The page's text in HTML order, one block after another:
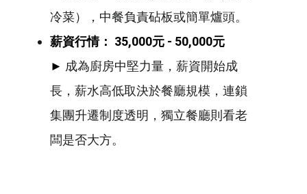
冷菜），中餐負責砧板或簡單爐頭。
薪資行情： 35,000元 - 50,000元
► 成為廚房中堅力量，薪資開始成
長，薪水高低取決於餐廳規模，連鎖
集團升遷制度透明，獨立餐廳則看老
闆是否大方。